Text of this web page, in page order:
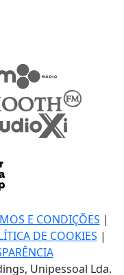
E CONDIÇÕES |
DE COOKIES |
Unipessoal Lda.